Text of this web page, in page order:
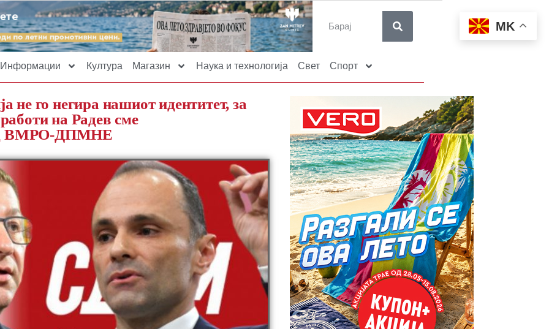
Информации Култура Магазин Наука и технологија Свет Спорт
не го негира нашиот идентитет, за
на Радев сме
од ВМРО-ДПМНЕ
MK